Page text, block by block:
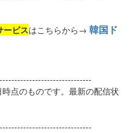
ービスはこちらから→ 韓国ド
点のものです。最新の配信状